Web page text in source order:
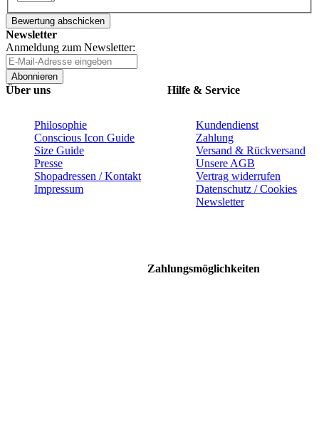
Bewertung abschicken
Newsletter
Anmeldung zum Newsletter:
Abonnieren
Über uns
Philosophie
Conscious Icon Guide
Size Guide
Presse
Shopadressen / Kontakt
Impressum
Hilfe & Service
Kundendienst
Zahlung
Versand & Rückversand
Unsere AGB
Vertrag widerrufen
Datenschutz / Cookies
Newsletter
Zahlungsmöglichkeiten